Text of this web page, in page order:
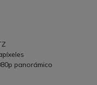
panorámico